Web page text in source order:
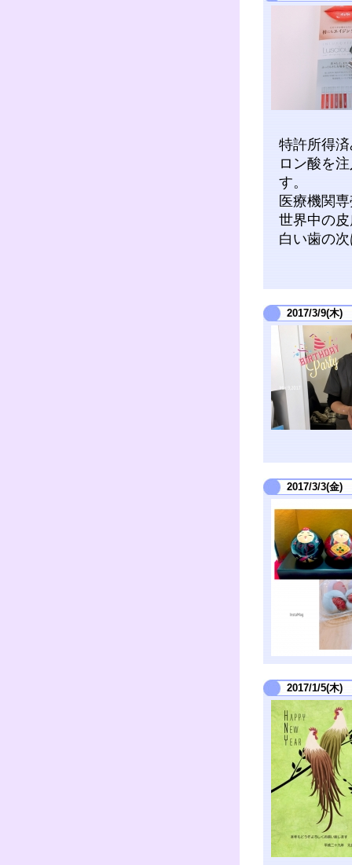
特許所得
ロン酸を
す。
医療機関
世界中の
白い歯の
2017/3/9(木)
2017/3/3(金)
2017/1/5(木)